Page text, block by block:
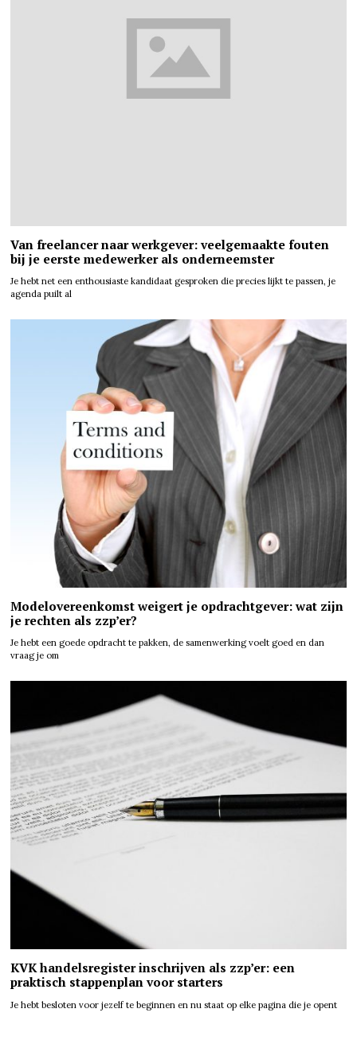
Van freelancer naar werkgever: veelgemaakte fouten
bij je eerste medewerker als onderneemster
Je hebt net een enthousiaste kandidaat gesproken die precies lijkt te passen, je
agenda puilt al
Modelovereenkomst weigert je opdrachtgever: wat zijn
je rechten als zzp’er?
Je hebt een goede opdracht te pakken, de samenwerking voelt goed en dan
vraag je om
KVK handelsregister inschrijven als zzp’er: een
praktisch stappenplan voor starters
Je hebt besloten voor jezelf te beginnen en nu staat op elke pagina die je opent